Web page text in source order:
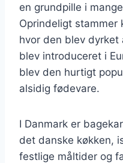
en grundpille i
Oprindeligt stammer
hvor den blev dyrket
blev introduceret i
blev den hurtigt
alsidig fødevare.
I Danmark er
det danske køkken,
festlige måltider og